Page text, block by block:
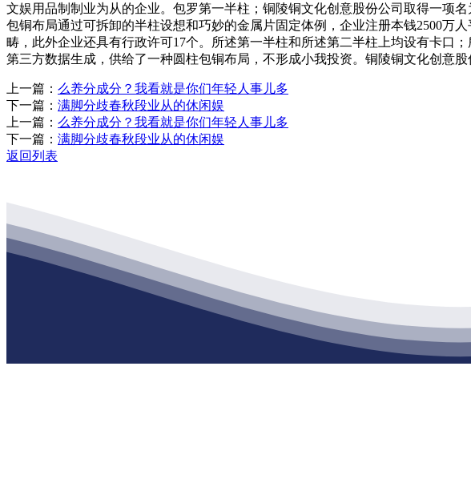
文娱用品制制业为从的企业。包罗第一半柱；铜陵铜文化创意股份公司取得一项
包铜布局通过可拆卸的半柱设想和巧妙的金属片固定体例，企业注册本钱2500万
畴，此外企业还具有行政许可17个。所述第一半柱和所述第二半柱上均设有卡口
第三方数据生成，供给了一种圆柱包铜布局，不形成小我投资。铜陵铜文化创意
上一篇： 么养分成分？我看就是你们年轻人事儿多
下一篇： 满脚分歧春秋段业从的休闲娱
上一篇： 么养分成分？我看就是你们年轻人事儿多
下一篇： 满脚分歧春秋段业从的休闲娱
返回列表